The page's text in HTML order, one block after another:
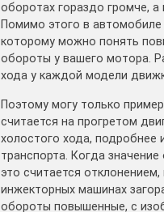
оборотах гораздо громче,
Помимо этого в автомобиле
которому можно понять
обороты у вашего мотора.
хода у каждой модели
Поэтому могу только
считается на прогретом
холостого хода, подробнее
транспорта. Когда
это считается
инжекторных машинах
обороты повышенные, с